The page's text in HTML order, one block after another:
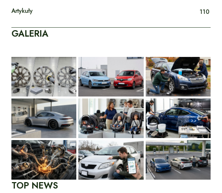
Artykuły 110
GALERIA
TOP NEWS